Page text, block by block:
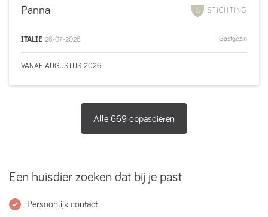
STICHTING
Panna
ITALIE 26-07-2026 Gastgezin
VANAF AUGUSTUS 2026
Alle 669 oppasdieren
Een huisdier zoeken dat bij je past
Persoonlijk contact